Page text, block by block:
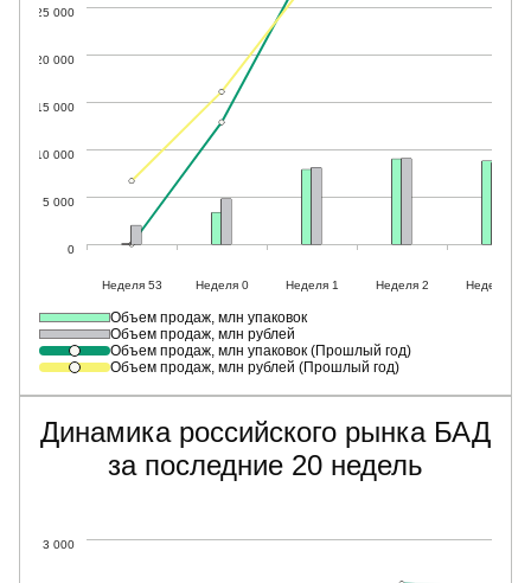
Объем продаж, млн упаковок
Объем продаж, млн рублей
Объем продаж, млн упаковок (Прошлый год)
Объем продаж, млн рублей (Прошлый год)
Динамика российского рынка БАД
за последние 20 недель